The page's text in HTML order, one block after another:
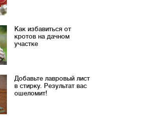
Как избавиться от
кротов на дачном
участке
Добавьте лавровый лист
в стирку. Результат вас
ошеломит!